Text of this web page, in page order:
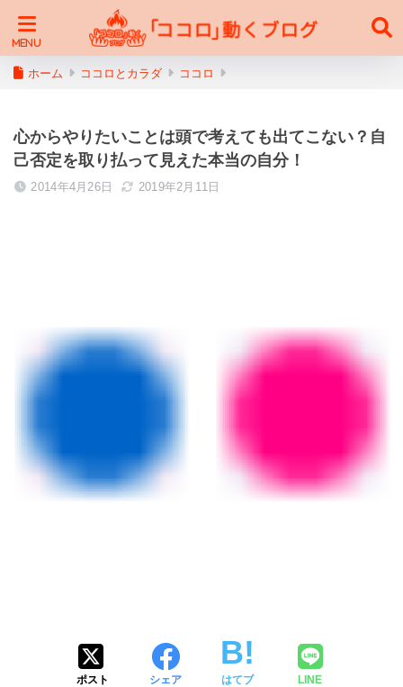
ホーム ココロとカラダ ココロ
心からやりたいことは頭で考えても出てこない？自
己否定を取り払って見えた本当の自分！
2014年4月26日 2019年2月11日
ポスト シェア はてブ LINE